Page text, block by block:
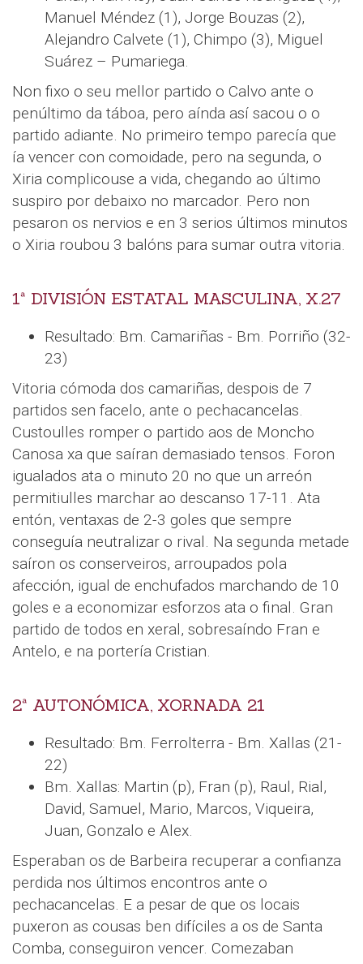
Manuel Méndez (1), Jorge Bouzas (2),
Alejandro Calvete (1), Chimpo (3), Miguel
Suárez – Pumariega.
Non fixo o seu mellor partido o Calvo ante o
penúltimo da táboa, pero aínda así sacou o o
partido adiante. No primeiro tempo parecía que
ía vencer con comoidade, pero na segunda, o
Xiria complicouse a vida, chegando ao último
suspiro por debaixo no marcador. Pero non
pesaron os nervios e en 3 serios últimos minutos
o Xiria roubou 3 balóns para sumar outra vitoria.
1ª DIVISIÓN ESTATAL MASCULINA, X.27
Resultado: Bm. Camariñas - Bm. Porriño (32-
23)
Vitoria cómoda dos camariñas, despois de 7
partidos sen facelo, ante o pechacancelas.
Custoulles romper o partido aos de Moncho
Canosa xa que saíran demasiado tensos. Foron
igualados ata o minuto 20 no que un arreón
permitiulles marchar ao descanso 17-11. Ata
entón, ventaxas de 2-3 goles que sempre
conseguía neutralizar o rival. Na segunda metade
saíron os conserveiros, arroupados pola
afección, igual de enchufados marchando de 10
goles e a economizar esforzos ata o final. Gran
partido de todos en xeral, sobresaíndo Fran e
Antelo, e na portería Cristian.
2ª AUTONÓMICA, XORNADA 21
Resultado: Bm. Ferrolterra - Bm. Xallas (21-
22)
Bm. Xallas: Martin (p), Fran (p), Raul, Rial,
David, Samuel, Mario, Marcos, Viqueira,
Juan, Gonzalo e Alex.
Esperaban os de Barbeira recuperar a confianza
perdida nos últimos encontros ante o
pechacancelas. E a pesar de que os locais
puxeron as cousas ben difíciles a os de Santa
Comba, conseguiron vencer. Comezaban